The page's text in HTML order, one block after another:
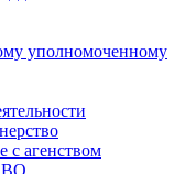
уполномоченному
с агенством